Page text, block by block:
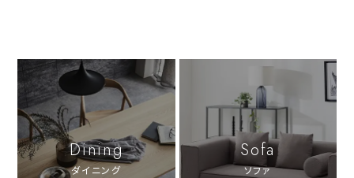
Dining
ダイニング
Sofa
ソファ